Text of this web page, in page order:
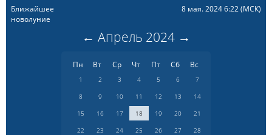
Ближайшее
новолуние
8 мая. 2024 6:22(МСК)
← Апрель 2024 →
Пн Вт Ср Чт Пт Сб Вс
1 2 3 4 5 6
7
8
9 10 11 12 13
14
15
16 17 18 19 20
21
22
23 24 25 26 27
28